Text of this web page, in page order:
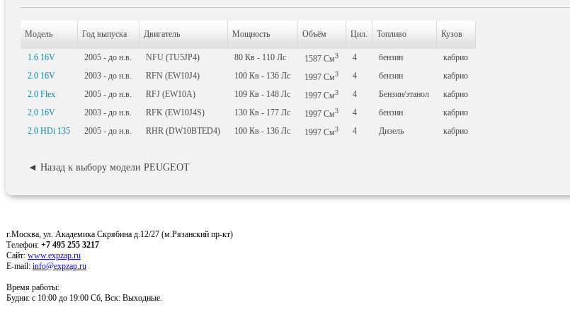
Модель Год выпуска Двигатель Мощность Объём Цил. Топливо Кузов
1.6 16V 2005 - до н.в. NFU (TU5JP4) 80 Кв - 110 Лс 1587 См3 4 бензин
кабрио
2.0 16V
2003 - до н.в. RFN (EW10J4) 100 Кв - 136 Лс 1997 См3 4 бензин
кабрио
2.0 Flex
2005 - до н.в. RFJ (EW10A) 109 Кв - 148 Лс 1997 См3 4 Бензин/этанол
кабрио
2.0 16V
2003 - до н.в. RFK (EW10J4S) 130 Кв - 177 Лс 1997 См3 4 бензин
кабрио
2.0 HDi 135
2005 - до н.в. RHR (DW10BTED4) 100 Кв - 136 Лс 1997 См3 4 Дизель кабрио
◄ Назад к выбору модели PEUGEOT
г.Москва, ул. Академика Скрябина д.12/27 (м.Рязанский пр-кт)
Телефон: +7 495 255 3217
Сайт: www.expzap.ru
E-mail: info@expzap.ru
Время работы:
Будни: c 10:00 до 19:00 Сб, Вск: Выходные.